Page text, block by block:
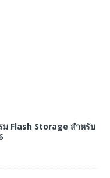
ม Flash Storage สำหรับ